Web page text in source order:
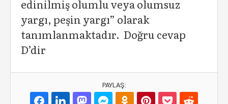
edinilmiş olumlu veya olumsuz
yargı, peşin yargı” olarak
tanımlanmaktadır. Doğru cevap
D’dir
PAYLAŞ: